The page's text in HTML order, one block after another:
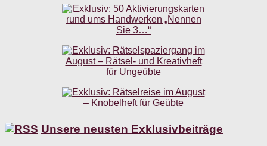
Unsere neusten Exklusivbeiträge